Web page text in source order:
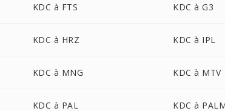
KDC à FTS KDC à G3
KDC à HRZ KDC à IPL
KDC à MNG KDC à MTV
KDC à PAL KDC à